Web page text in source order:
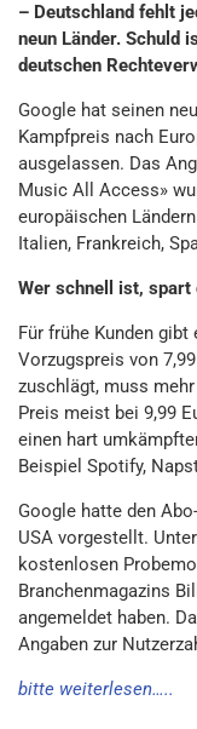
– Deutschland fehlt
neun Länder. Schuld
deutschen
Google hat seinen
Kampfpreis nach
ausgelassen. Das
Music All Access»
europäischen
Italien, Frankreich,
Wer schnell ist, spart
Für frühe Kunden
Vorzugspreis von
zuschlägt, muss
Preis meist bei 9,99
einen hart
Beispiel Spotify,
Google hatte den
USA vorgestellt.
kostenlosen
Branchenmagazins
angemeldet haben.
Angaben zur
bitte weiterlesen…..